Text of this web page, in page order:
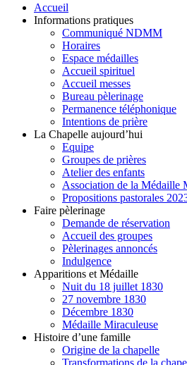
Accueil
Informations pratiques
Communiqué NDMM
Horaires
Espace médailles
Accueil spirituel
Accueil messes
Bureau pèlerinage
Permanence téléphonique
Intentions de prière
La Chapelle aujourd’hui
Equipe
Groupes de prières
Atelier des enfants
Association de la Médaille
Propositions pastorales
Faire pèlerinage
Demande de réservation
Accueil des groupes
Pèlerinages annoncés
Indulgence
Apparitions et Médaille
Nuit du 18 juillet 1830
27 novembre 1830
Décembre 1830
Médaille Miraculeuse
Histoire d’une famille
Origine de la chapelle
Transformations de la